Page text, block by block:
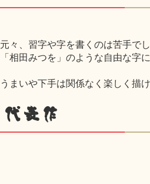
元々、習字や字を書くのは苦手で
「相田みつを」のような自由な字
うまいや下手は関係なく楽しく描
代表作